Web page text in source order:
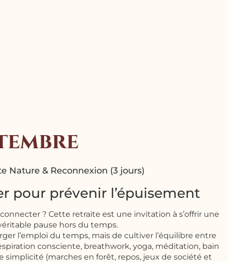
Nature & Reconnexion (3 jours)
pour prévenir l’épuisement
? Cette retraite est une invitation à s’offrir une
pause hors du temps.
l’emploi du temps, mais de cultiver l’équilibre entre
consciente, breathwork, yoga, méditation, bain
simplicité (marches en forêt, repos, jeux de société et